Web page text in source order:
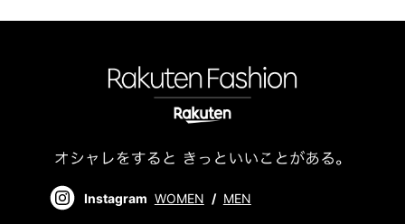
Instagram WOMEN / MEN